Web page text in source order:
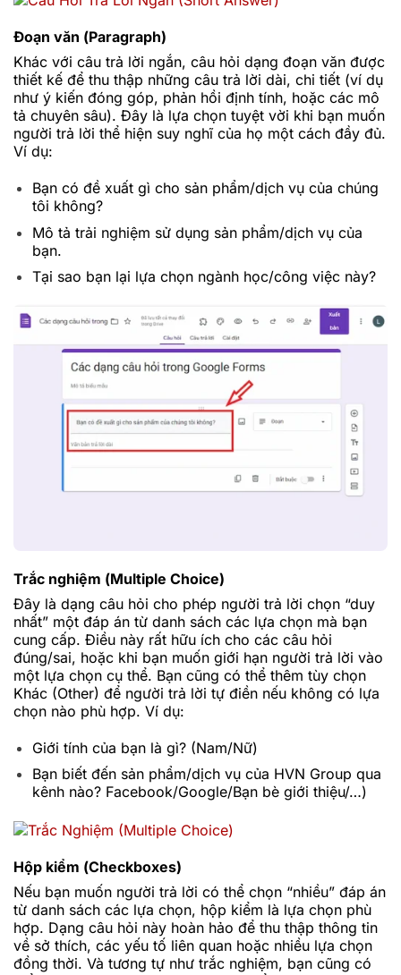
Đoạn văn (Paragraph)
Khác với câu trả lời ngắn, câu hỏi dạng đoạn văn được
thiết kế để thu thập những câu trả lời dài, chi tiết (ví dụ
như ý kiến đóng góp, phản hồi định tính, hoặc các mô
tả chuyên sâu). Đây là lựa chọn tuyệt vời khi bạn muốn
người trả lời thể hiện suy nghĩ của họ một cách đầy đủ.
Ví dụ:
Bạn có đề xuất gì cho sản phẩm/dịch vụ của chúng
tôi không?
Mô tả trải nghiệm sử dụng sản phẩm/dịch vụ của
bạn.
Tại sao bạn lại lựa chọn ngành học/công việc này?
Trắc nghiệm (Multiple Choice)
Đây là dạng câu hỏi cho phép người trả lời chọn “duy
nhất” một đáp án từ danh sách các lựa chọn mà bạn
cung cấp. Điều này rất hữu ích cho các câu hỏi
đúng/sai, hoặc khi bạn muốn giới hạn người trả lời vào
một lựa chọn cụ thể. Bạn cũng có thể thêm tùy chọn
Khác (Other) để người trả lời tự điền nếu không có lựa
chọn nào phù hợp. Ví dụ:
Giới tính của bạn là gì? (Nam/Nữ)
Bạn biết đến sản phẩm/dịch vụ của HVN Group qua
kênh nào? Facebook/Google/Bạn bè giới thiệu/…)
Hộp kiểm (Checkboxes)
Nếu bạn muốn người trả lời có thể chọn “nhiều” đáp án
từ danh sách các lựa chọn, hộp kiểm là lựa chọn phù
hợp. Dạng câu hỏi này hoàn hảo để thu thập thông tin
về sở thích, các yếu tố liên quan hoặc nhiều lựa chọn
đồng thời. Và tương tự như trắc nghiệm, bạn cũng có